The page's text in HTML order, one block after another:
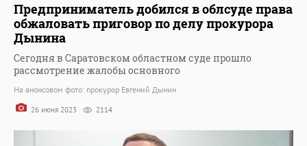
Предприниматель добился в облсуде права
обжаловать приговор по делу прокурора
Дынина
Сегодня в Саратовском областном суде прошло
рассмотрение жалобы основного
На анонсовом фото: прокурор Евгений Дынин
26 июня 2023 2114